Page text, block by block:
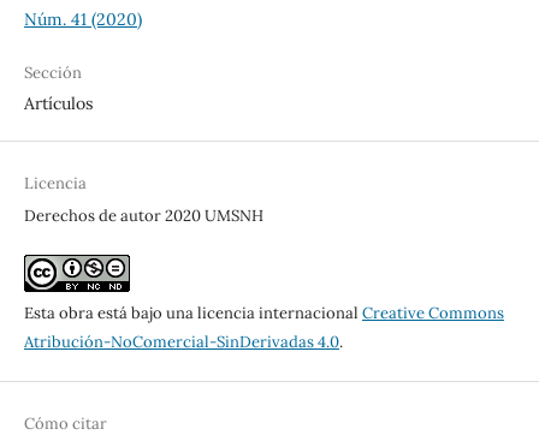
Núm. 41 (2020)
Sección
Artículos
Licencia
Derechos de autor 2020 UMSNH
Esta obra está bajo una licencia internacional Creative Commons
Atribución-NoComercial-SinDerivadas 4.0.
Cómo citar